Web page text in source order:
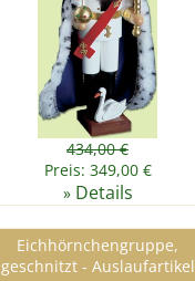
434,00 €
Preis: 349,00 €
» Details
Eichhörnchengruppe,
geschnitzt - Auslaufartikel